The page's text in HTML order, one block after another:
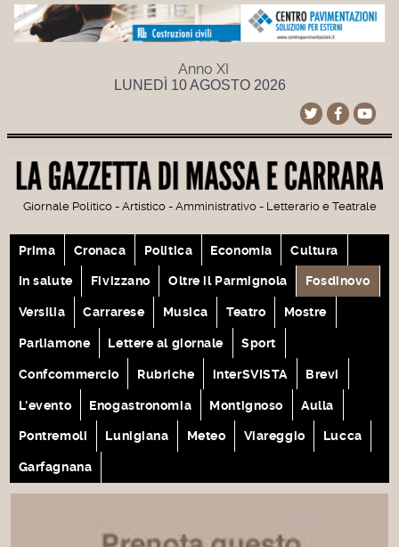
Anno XI
LUNEDÌ 10 AGOSTO 2026
Giornale Politico - Artistico - Amministrativo - Letterario e Teatrale
Prima Cronaca Politica Economia Cultura
In salute Fivizzano Oltre il Parmignola Fosdinovo
Versilia Carrarese Musica Teatro Mostre
Parliamone Lettere al giornale Sport
Confcommercio Rubriche interSVISTA Brevi
L'evento Enogastronomia Montignoso Aulla
Pontremoli Lunigiana Meteo Viareggio Lucca
Garfagnana